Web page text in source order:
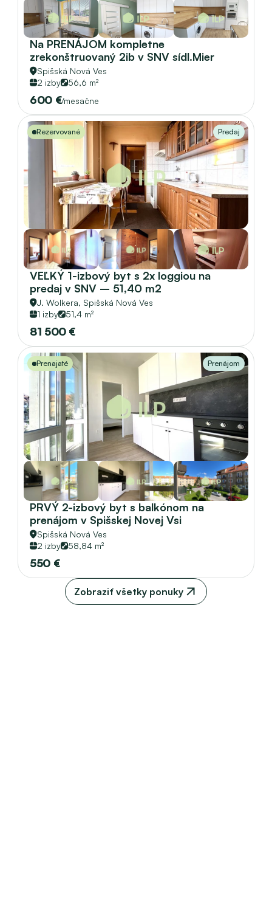
Na PRENÁJOM kompletne
zrekonštruovaný 2ib v SNV sídl.Mier
Spišská Nová Ves
2 izby
56,6 m²
600 €/mesačne
Rezervované Predaj
VEĽKÝ 1-izbový byt s 2x loggiou na
predaj v SNV – 51,40 m2
J. Wolkera, Spišská Nová Ves
1 izby
51,4 m²
81 500 €
Prenajaté Prenájom
PRVÝ 2-izbový byt s balkónom na
prenájom v Spišskej Novej Vsi
Spišská Nová Ves
2 izby
58,84 m²
550 €
Zobraziť všetky ponuky